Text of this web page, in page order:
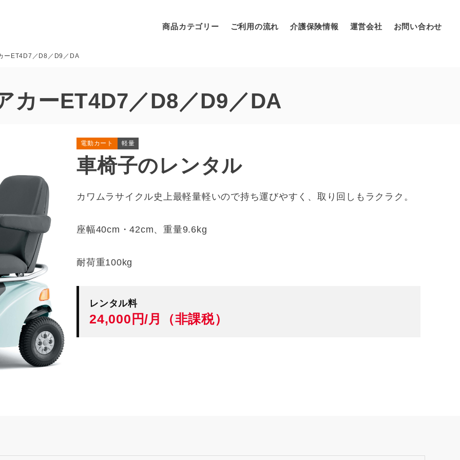
商品カテゴリー ご利用の流れ 介護保険情報 運営会社 お問い合わせ
ーET4D7／D8／D9／DA
カーET4D7／D8／D9／DA
電動カート 軽量
車椅子のレンタル
カワムラサイクル史上最軽量軽いので持ち運びやすく、取り回しもラクラク。
座幅40cm・42cm、重量9.6kg
耐荷重100kg
レンタル料
24,000円/月（非課税）